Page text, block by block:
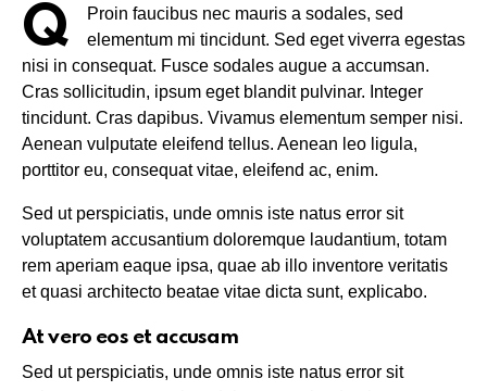
Q
Proin faucibus nec mauris a sodales, sed
elementum mi tincidunt. Sed eget viverra egestas
nisi in consequat. Fusce sodales augue a accumsan.
Cras sollicitudin, ipsum eget blandit pulvinar. Integer
tincidunt. Cras dapibus. Vivamus elementum semper nisi.
Aenean vulputate eleifend tellus. Aenean leo ligula,
porttitor eu, consequat vitae, eleifend ac, enim.
Sed ut perspiciatis, unde omnis iste natus error sit
voluptatem accusantium doloremque laudantium, totam
rem aperiam eaque ipsa, quae ab illo inventore veritatis
et quasi architecto beatae vitae dicta sunt, explicabo.
At vero eos et accusam
Sed ut perspiciatis, unde omnis iste natus error sit